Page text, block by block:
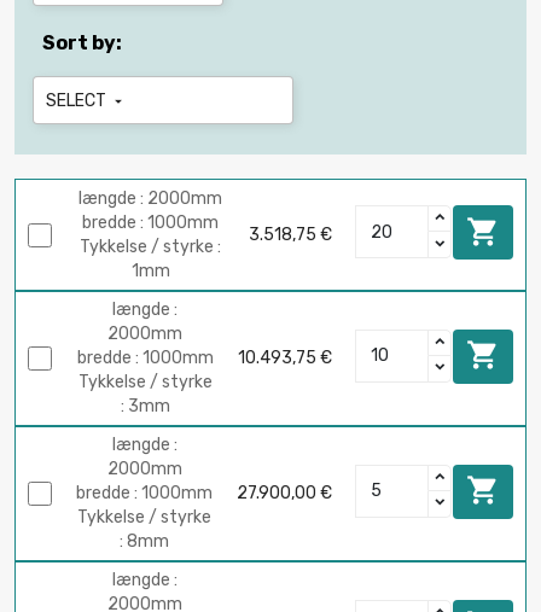
Sort by:
SELECT 
længde : 2000mm
bredde : 1000mm
Tykkelse / styrke :
1mm
3.518,75 € 
længde :
2000mm
bredde : 1000mm
Tykkelse / styrke
: 3mm
10.493,75 € 
længde :
2000mm
bredde : 1000mm
Tykkelse / styrke
: 8mm
27.900,00 € 
længde :
2000mm